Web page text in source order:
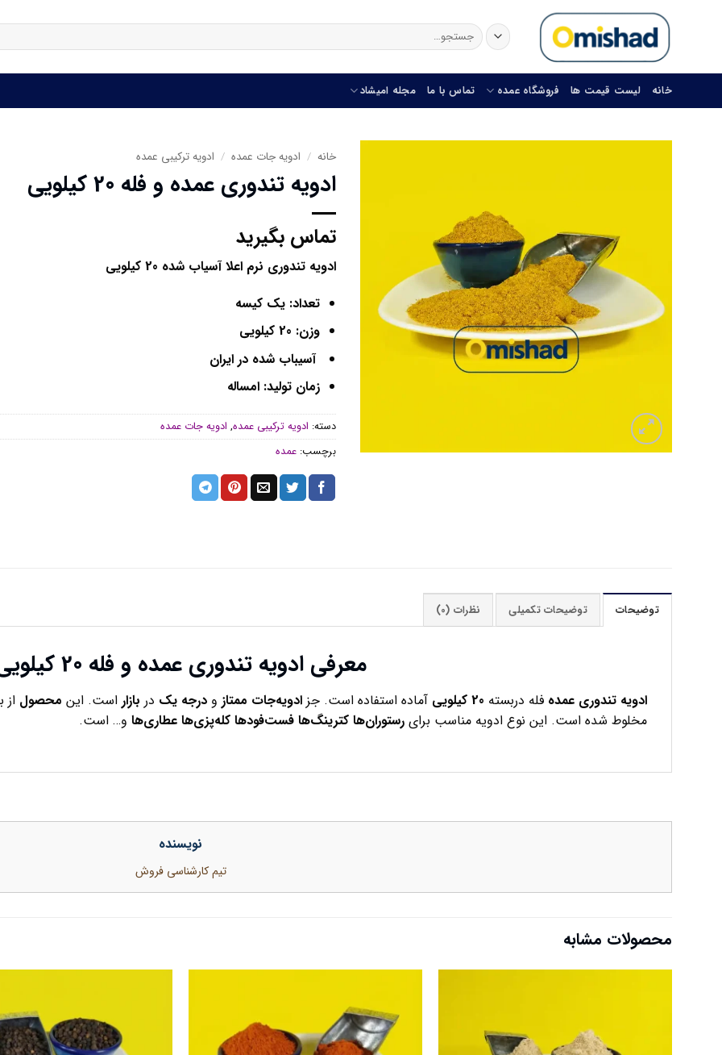
جستجو
برای:
خانه لیست قیمت ها فروشگاه عمده تماس با ما مجله امیشاد
خانه / ادویه جات عمده / ادویه ترکیبی عمده
ادویه تندوری عمده و فله 20 کیلویی
تماس بگیرید
ادویه تندوری نرم اعلا آسیاب شده 20 کیلویی
تعداد: یک کیسه
وزن: 20 کیلویی
آسیباب شده در ایران
زمان تولید: امساله
دسته: ادویه ترکیبی عمده, ادویه جات عمده
برچسب: عمده
توضیحات توضیحات تکمیلی نظرات (0)
معرفی ادویه تندوری عمده و فله 20 کیلویی
ادویه تندوری عمده فله دربسته آماده استفاده است. جز ادویه‌جات ممتاز و درجه یک در بازار است. این محصول
مخلوط شده است. این نوع ادویه مناسب برای رستوران‌ها کترینگ‌ها فست‌فودها کله‌پزی‌ها عطاری‌ها و… است.
نویسنده
تیم کارشناسی فروش
محصولات مشابه